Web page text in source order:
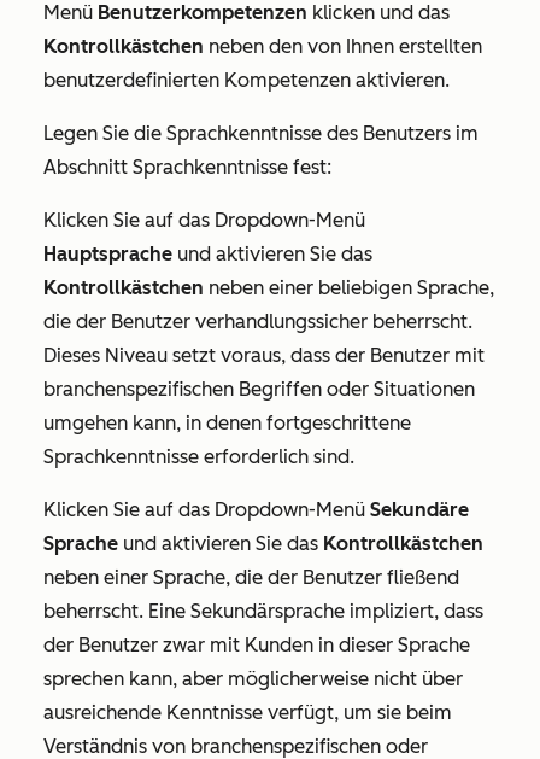
Menü Benutzerkompetenzen klicken und das
Kontrollkästchen neben den von Ihnen erstellten
benutzerdefinierten Kompetenzen aktivieren.
Legen Sie die Sprachkenntnisse des Benutzers im
Abschnitt Sprachkenntnisse fest:
Klicken Sie auf das Dropdown-Menü
Hauptsprache und aktivieren Sie das
Kontrollkästchen neben einer beliebigen Sprache,
die der Benutzer verhandlungssicher beherrscht.
Dieses Niveau setzt voraus, dass der Benutzer mit
branchenspezifischen Begriffen oder Situationen
umgehen kann, in denen fortgeschrittene
Sprachkenntnisse erforderlich sind.
Klicken Sie auf das Dropdown-Menü Sekundäre
Sprache und aktivieren Sie das Kontrollkästchen
neben einer Sprache, die der Benutzer fließend
beherrscht. Eine Sekundärsprache impliziert, dass
der Benutzer zwar mit Kunden in dieser Sprache
sprechen kann, aber möglicherweise nicht über
ausreichende Kenntnisse verfügt, um sie beim
Verständnis von branchenspezifischen oder